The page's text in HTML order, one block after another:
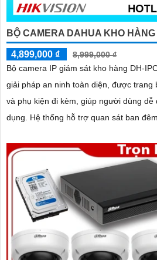
BỘ CAMERA DAHUA KHO HÀNG
4,899,000 ₫
8,999,000 ₫
Bộ camera IP giám sát kho hàng DH-
giải pháp an ninh toàn diện, được trang
và phụ kiện đi kèm, giúp người dùng dễ
dụng. Hệ thống hỗ trợ quan sát ban đêm rõ nét nhờ công nghệ
hiện chuyển động thông minh, giúp
khu vực kho hàng